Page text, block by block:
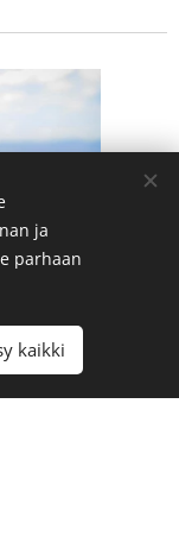
ja
parhaan
kaikki